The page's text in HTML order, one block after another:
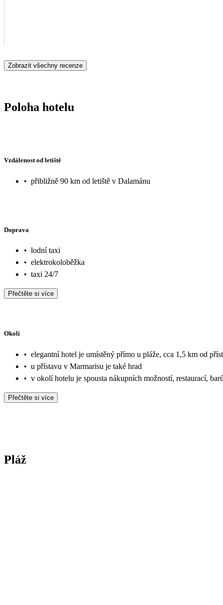
Zobrazit všechny recenze
Poloha hotelu
Vzdálenost od letiště
• přibližně 90 km od letiště v Dalamánu
Doprava
• lodní taxi
• elektrokoloběžka
• taxi 24/7
Přečtěte si více
Okolí
• elegantní hotel je umístěný přímo u pláže, cca 1,5 km od
• u přístavu v Marmarisu je také hrad
• v okolí hotelu je spousta nákupních možností, restaurací,
Přečtěte si více
Pláž